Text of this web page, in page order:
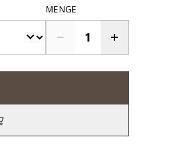
MENGE